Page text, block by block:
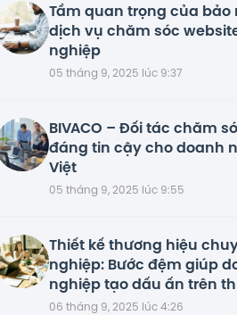
Tầm quan trọng của bảo
dịch vụ chăm sóc
nghiệp
05 tháng 9, 2025 lúc 9:37
BIVACO – Đối tác chăm
đáng tin cậy cho doanh
Việt
05 tháng 9, 2025 lúc 9:55
Thiết kế thương hiệu
nghiệp: Bước đệm giúp
nghiệp tạo dấu ấn trên
06 tháng 9, 2025 lúc 4:26